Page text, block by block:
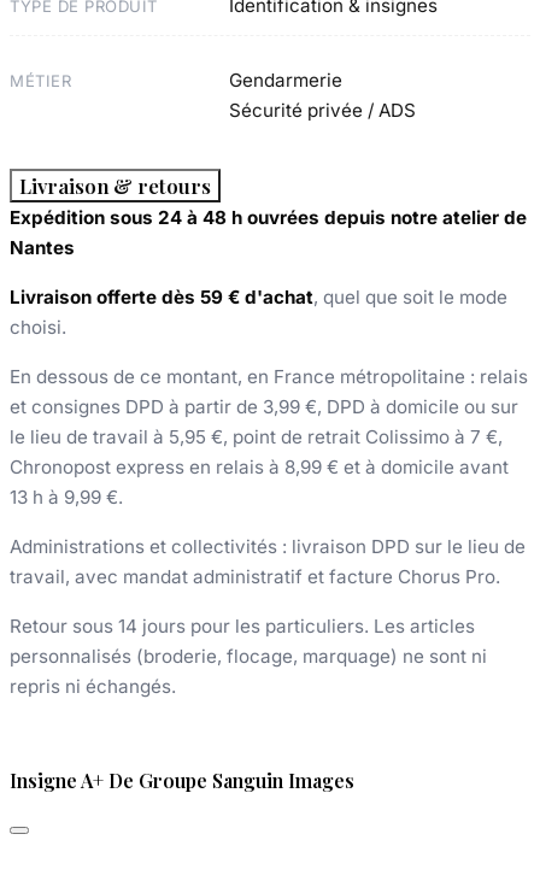
TYPE DE PRODUIT Identification & insignes
MÉTIER
Gendarmerie
Sécurité privée / ADS
Livraison & retours
Expédition sous 24 à 48 h ouvrées depuis notre atelier de
Nantes
Livraison offerte dès 59 € d'achat, quel que soit le mode
choisi.
En dessous de ce montant, en France métropolitaine : relais
et consignes DPD à partir de 3,99 €, DPD à domicile ou sur
le lieu de travail à 5,95 €, point de retrait Colissimo à 7 €,
Chronopost express en relais à 8,99 € et à domicile avant
13 h à 9,99 €.
Administrations et collectivités : livraison DPD sur le lieu de
travail, avec mandat administratif et facture Chorus Pro.
Retour sous 14 jours pour les particuliers. Les articles
personnalisés (broderie, flocage, marquage) ne sont ni
repris ni échangés.
Insigne A+ De Groupe Sanguin Images